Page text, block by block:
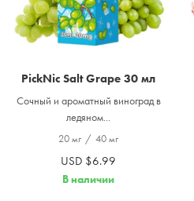
PickNic Salt Grape 30 мл
Сочный и ароматный виноград в
ледяном...
20 мг / 40 мг
USD $6.99
В наличии